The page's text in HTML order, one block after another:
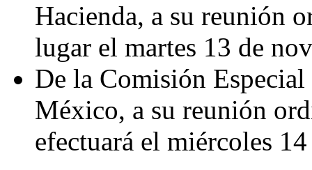
Hacienda, a su reunión
lugar el martes 13 de
De la Comisión
México, a su reunión
efectuará el miércoles